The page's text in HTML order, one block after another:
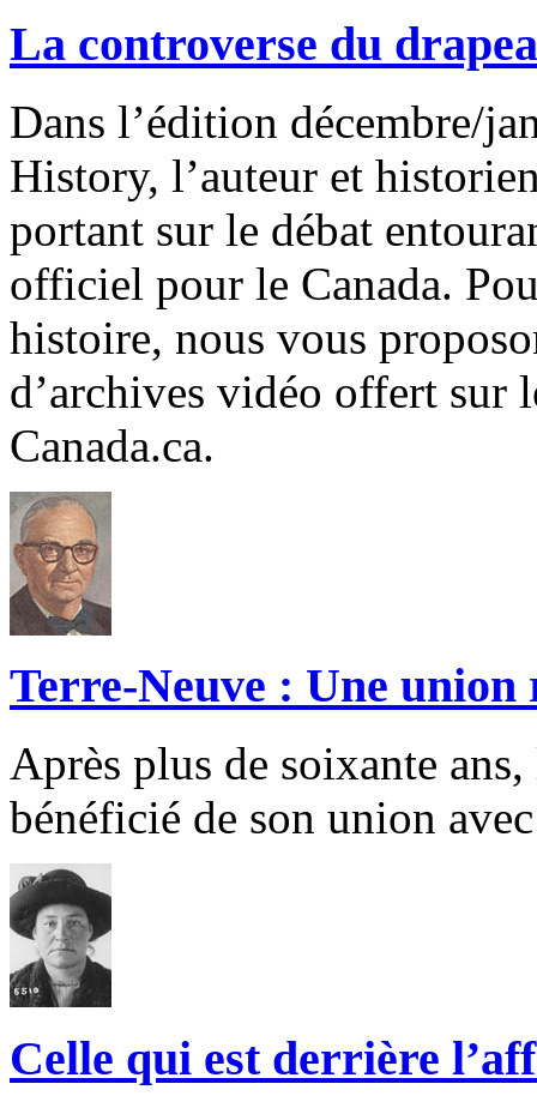
La controverse du
Dans l’édition décembre/
History, l’auteur et
portant sur le débat
officiel pour le Canada.
histoire, nous vous
d’archives vidéo offert sur
Canada.ca.
Terre-Neuve : Une union
Après plus de soixante
bénéficié de son union
Celle qui est derrière